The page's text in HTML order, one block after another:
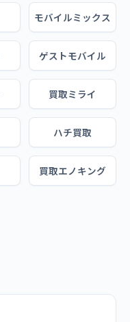
モバイルミックス
ゲストモバイル
買取ミライ
ハチ買取
買取エノキング